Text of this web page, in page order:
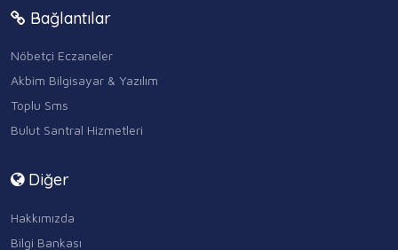
Bağlantılar
Nöbetçi Eczaneler
Akbim Bilgisayar & Yazılım
Toplu Sms
Bulut Santral Hizmetleri
Diğer
Hakkımızda
Bilgi Bankası